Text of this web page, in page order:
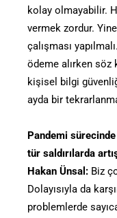
kolay olmayabilir.
vermek zordur.
çalışması
ödeme alırken söz
kişisel bilgi
ayda bir
Pandemi
tür saldırılarda
Hakan Ünsal: Biz
Dolayısıyla da
problemlerde